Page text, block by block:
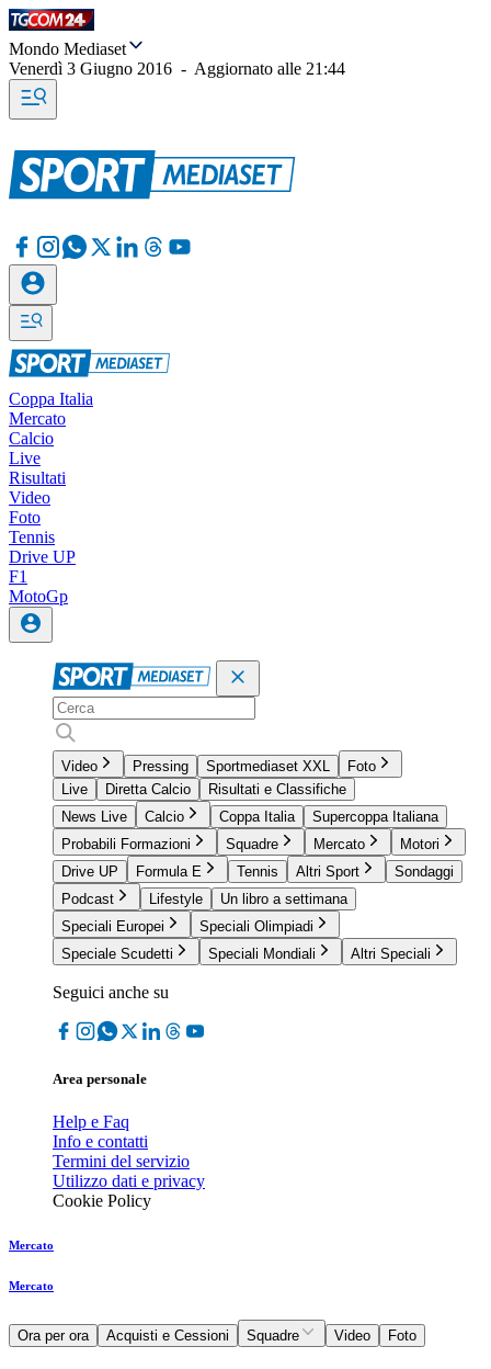
Mondo Mediaset
Venerdì 3 Giugno 2016 - Aggiornato alle 21:44
Coppa Italia
Mercato
Calcio
Live
Risultati
Video
Foto
Tennis
Drive UP
F1
MotoGp
Video Pressing Sportmediaset XXL
Foto
Live
Diretta Calcio
Risultati e Classifiche
News Live
Calcio Coppa Italia
Supercoppa Italiana
Probabili Formazioni
Squadre Mercato
Motori
Drive UP
Formula E Tennis Altri Sport
Sondaggi
Podcast
Lifestyle
Un libro a settimana
Speciali Europei
Speciali Olimpiadi
Speciale Scudetti
Speciali Mondiali Altri Speciali
Seguici anche su
Area personale
Help e Faq
Info e contatti
Termini del servizio
Utilizzo dati e privacy
Cookie Policy
Mercato
Mercato
Ora per ora Acquisti e Cessioni Squadre Video Foto